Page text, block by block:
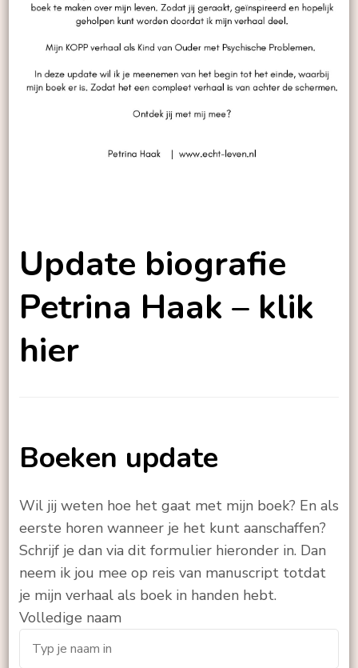
Update biografie
Petrina Haak – klik
hier
Boeken update
Wil jij weten hoe het gaat met mijn boek? En als
eerste horen wanneer je het kunt aanschaffen?
Schrijf je dan via dit formulier hieronder in. Dan
neem ik jou mee op reis van manuscript totdat
je mijn verhaal als boek in handen hebt.
Volledige naam